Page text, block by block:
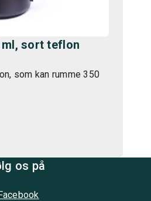
sort teflon
som kan rumme 350
os på